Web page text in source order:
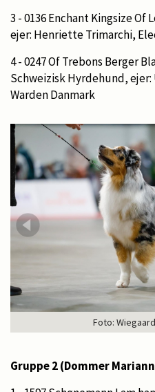
3 - 0136 Enchant Kingsize Of
ejer: Henriette Trimarchi,
4 - 0247 Of Trebons Berger
Schweizisk Hyrdehund,
Warden Danmark
Foto:
Gruppe 2 (Dommer